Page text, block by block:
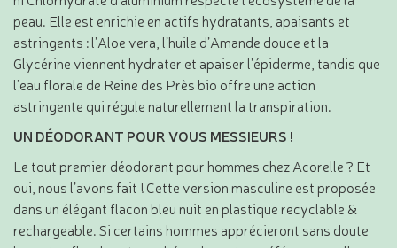
peau. Elle est enrichie en actifs hydratants, apaisants et
astringents : l’Aloe vera, l’huile d’Amande douce et la
Glycérine viennent hydrater et apaiser l’épiderme, tandis que
l’eau florale de Reine des Près bio offre une action
astringente qui régule naturellement la transpiration.
UN DÉODORANT POUR VOUS MESSIEURS !
Le tout premier déodorant pour hommes chez Acorelle ? Et
oui, nous l’avons fait ! Cette version masculine est proposée
dans un élégant flacon bleu nuit en plastique recyclable &
rechargeable. Si certains hommes apprécieront sans doute